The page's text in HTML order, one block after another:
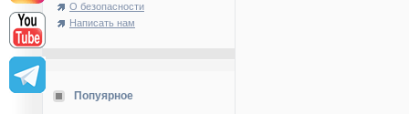
О безопасности
Написать нам
Попуярное